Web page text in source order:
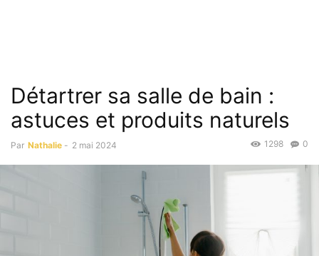
Détartrer sa salle de bain :
astuces et produits naturels
Par Nathalie - 2 mai 2024 0
1298